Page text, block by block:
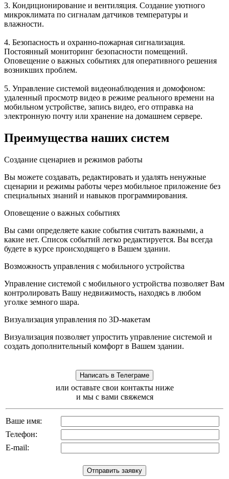
3. Кондиционирование и вентиляция. Создание уютного
микроклимата по сигналам датчиков температуры и
влажности.
4. Безопасность и охранно-пожарная сигнализация.
Постоянный мониторинг безопасности помещений.
Оповещение о важных событиях для оперативного решения
возникших проблем.
5. Управление системой видеонаблюдения и домофоном:
удаленный просмотр видео в режиме реального времени на
мобильном устройстве, запись видео, его отправка на
электронную почту или хранение на домашнем сервере.
Преимущества наших систем
Создание сценариев и режимов работы
Вы можете создавать, редактировать и удалять ненужные
сценарии и режимы работы через мобильное приложение без
специальных знаний и навыков программирования.
Оповещение о важных событиях
Вы сами определяете какие события считать важными, а
какие нет. Список событий легко редактируется. Вы всегда
будете в курсе происходящего в Вашем здании.
Возможность управления с мобильного устройства
Управление системой с мобильного устройства позволяет Вам
контролировать Вашу недвижимость, находясь в любом
уголке земного шара.
Визуализация управления по 3D-макетам
Визуализация позволяет упростить управление системой и
создать дополнительный комфорт в Вашем здании.
или оставьте свои контакты ниже
и мы с вами свяжемся
Ваше имя:
Телефон:
E-mail: